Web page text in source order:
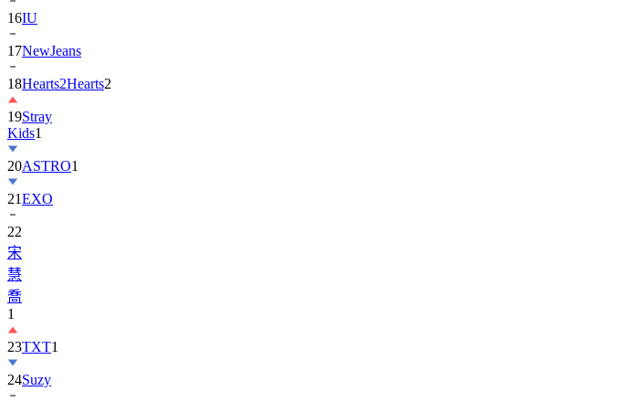
17NewJeans
18Hearts2Hearts
19Stray
Kids
20ASTRO
21EXO
22
宋
慧
喬
1
23
24Suzy
25